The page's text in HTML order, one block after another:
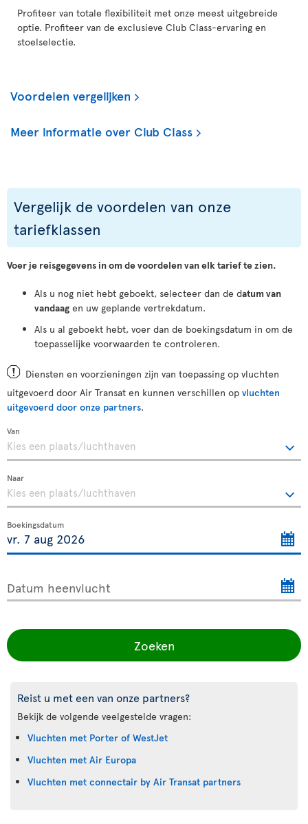
Profiteer van totale flexibiliteit met onze meest uitgebreide
optie. Profiteer van de exclusieve Club Class-ervaring en
stoelselectie.
Voordelen vergelijken
Meer informatie over Club Class
Vergelijk de voordelen van onze
tariefklassen
Voer je reisgegevens in om de voordelen van elk tarief te zien.
Als u nog niet hebt geboekt, selecteer dan de datum van
vandaag en uw geplande vertrekdatum.
Als u al geboekt hebt, voer dan de boekingsdatum in om de
toepasselijke voorwaarden te controleren.
Diensten en voorzieningen zijn van toepassing op vluchten
uitgevoerd door Air Transat en kunnen verschillen op vluchten
uitgevoerd door onze partners.
Van
Naar
Boekingsdatum
Datum heenvlucht
Zoeken
Reist u met een van onze partners?
Bekijk de volgende veelgestelde vragen:
Vluchten met Porter of WestJet
Vluchten met Air Europa
Vluchten met connectair by Air Transat partners